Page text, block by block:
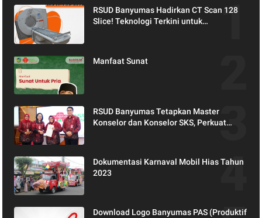
RSUD Banyumas Hadirkan CT Scan 128
Slice! Teknologi Terkini untuk
Manfaat Sunat
RSUD Banyumas Tetapkan Master
Konselor dan Konselor SKS, Perkuat
Dokumentasi Karnaval Mobil Hias Tahun
2023
Download Logo Banyumas PAS (Produktif